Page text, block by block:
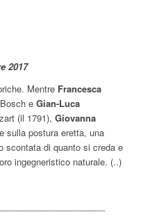
2017
Mentre Francesca
e Gian-Luca
(il 1791), Giovanna
sulla postura eretta, una
scontata di quanto si creda e
ingegneristico naturale. (..)